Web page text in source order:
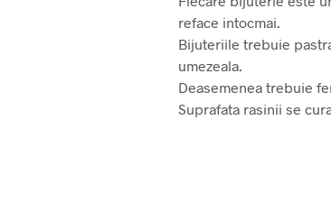
reface intocmai.
Bijuteriile trebuie
umezeala.
Deasemenea trebuie
Suprafata rasinii se